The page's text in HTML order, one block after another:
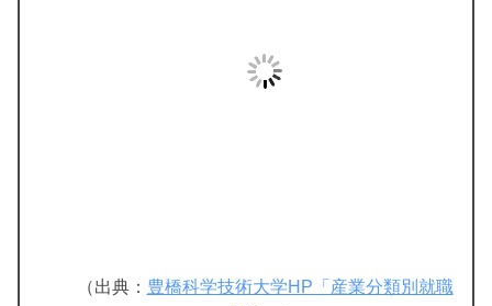
（出典： 豊橋科学技術大学HP「産業分類別就職